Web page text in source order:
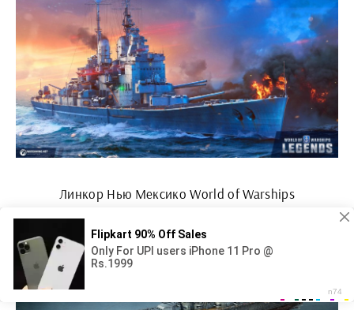
Линкор Нью Мексико World of Warships